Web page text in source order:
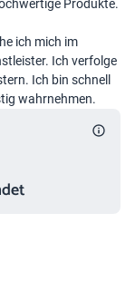
Produkte.
ich mich im
Ich verfolge
Ich bin schnell
wahrnehmen.